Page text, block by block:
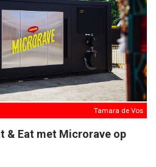
Tamara de Vos
& Eat met Microrave op